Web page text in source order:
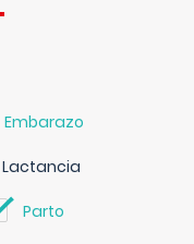
Embarazo
Lactancia
Parto